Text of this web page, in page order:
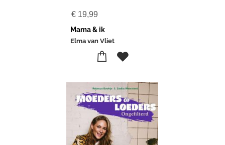
€ 19,99
Mama & ik
Elma van Vliet